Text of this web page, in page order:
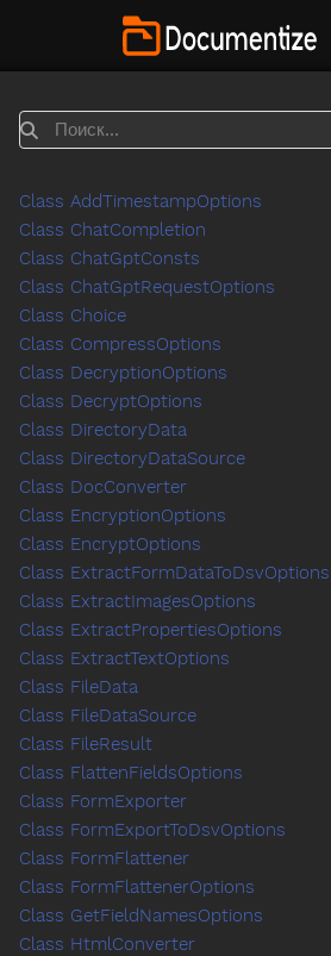
Поиск
Class AddTimestampOptions
Class ChatCompletion
Class ChatGptConsts
Class ChatGptRequestOptions
Class Choice
Class CompressOptions
Class DecryptionOptions
Class DecryptOptions
Class DirectoryData
Class DirectoryDataSource
Class DocConverter
Class EncryptionOptions
Class EncryptOptions
Class ExtractFormDataToDsvOptions
Class ExtractImagesOptions
Class ExtractPropertiesOptions
Class ExtractTextOptions
Class FileData
Class FileDataSource
Class FileResult
Class FlattenFieldsOptions
Class FormExporter
Class FormExportToDsvOptions
Class FormFlattener
Class FormFlattenerOptions
Class GetFieldNamesOptions
Class HtmlConverter